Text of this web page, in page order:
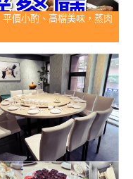
價小酌、高檔美味，蒸肉